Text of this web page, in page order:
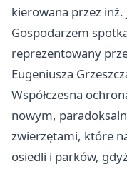
kierowana przez inż.
Gospodarzem
reprezentowany
Eugeniusza
Współczesna
nowym,
zwierzętami, które
osiedli i parków,